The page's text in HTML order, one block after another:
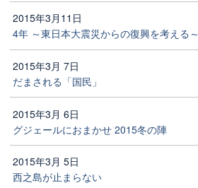
2015年3月11日
4年 ～東日本大震災からの復興を考える～
2015年3月 7日
だまされる「国民」
2015年3月 6日
グジェールにおまかせ 2015冬の陣
2015年3月 5日
西之島が止まらない